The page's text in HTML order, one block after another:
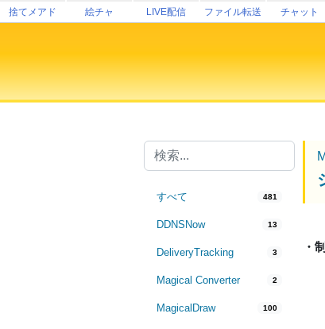
捨てメアド 絵チャ LIVE配信 ファイル転送 チャット
すべて 481
DDNSNow 13
DeliveryTracking 3
Magical Converter 2
MagicalDraw 100
・